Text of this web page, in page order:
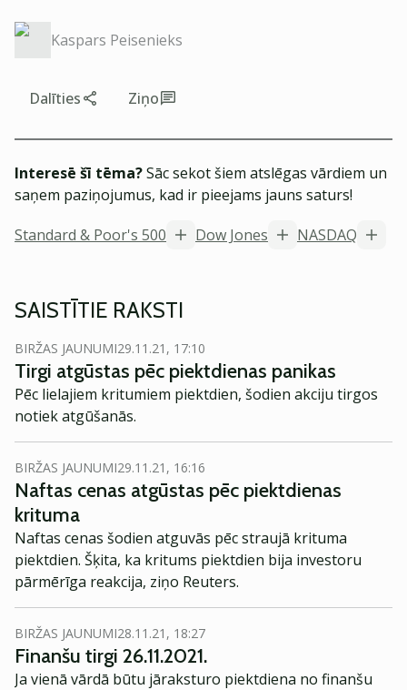
Kaspars Peisenieks
Dalīties Ziņo
Interesē šī tēma?Sāc sekot šiem atslēgas vārdiem un
saņem paziņojumus, kad ir pieejams jauns saturs!
Standard & Poor's 500
Dow Jones NASDAQ
SAISTĪTIE RAKSTI
BIRŽAS JAUNUMI29.11.21, 17:10
Tirgi atgūstas pēc piektdienas panikas
Pēc lielajiem kritumiem piektdien, šodien akciju tirgos
notiek atgūšanās.
BIRŽAS JAUNUMI29.11.21, 16:16
Naftas cenas atgūstas pēc piektdienas
krituma
Naftas cenas šodien atguvās pēc straujā krituma
piektdien. Šķita, ka kritums piektdien bija investoru
pārmērīga reakcija, ziņo Reuters.
BIRŽAS JAUNUMI28.11.21, 18:27
Finanšu tirgi 26.11.2021.
Ja vienā vārdā būtu jāraksturo piektdiena no finanšu